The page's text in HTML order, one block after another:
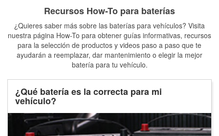
Recursos How-To para baterías
¿Quieres saber más sobre las baterías para vehículos? Visita
nuestra página How-To para obtener guías informativas, recursos
para la selección de productos y videos paso a paso que te
ayudarán a reemplazar, dar mantenimiento o elegir la mejor
batería para tu vehículo.
¿Qué batería es la correcta para mi
vehículo?